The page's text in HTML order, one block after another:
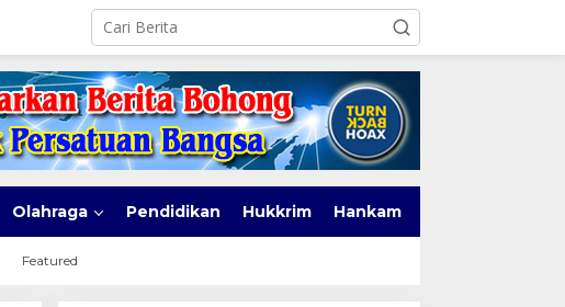
Olahraga Pendidikan Hukkrim Hankam
Featured